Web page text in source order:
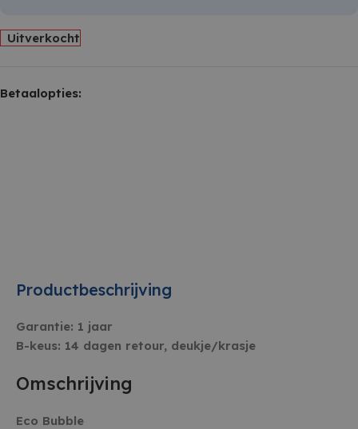
Uitverkocht
Betaalopties:
Productbeschrijving
Garantie: 1 jaar
B-keus: 14 dagen retour, deukje/krasje
Omschrijving
Eco Bubble